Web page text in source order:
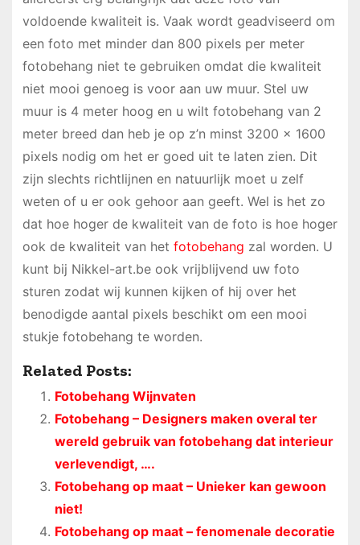
voldoende kwaliteit is. Vaak wordt geadviseerd om
een foto met minder dan 800 pixels per meter
fotobehang niet te gebruiken omdat die kwaliteit
niet mooi genoeg is voor aan uw muur. Stel uw
muur is 4 meter hoog en u wilt fotobehang van 2
meter breed dan heb je op z’n minst 3200 x 1600
pixels nodig om het er goed uit te laten zien. Dit
zijn slechts richtlijnen en natuurlijk moet u zelf
weten of u er ook gehoor aan geeft. Wel is het zo
dat hoe hoger de kwaliteit van de foto is hoe hoger
ook de kwaliteit van het fotobehang zal worden. U
kunt bij Nikkel-art.be ook vrijblijvend uw foto
sturen zodat wij kunnen kijken of hij over het
benodigde aantal pixels beschikt om een mooi
stukje fotobehang te worden.
Related Posts:
Fotobehang Wijnvaten
Fotobehang – Designers maken overal ter
wereld gebruik van fotobehang dat interieur
verlevendigt, ….
Fotobehang op maat – Unieker kan gewoon
niet!
Fotobehang op maat – fenomenale decoratie